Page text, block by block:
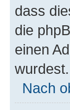
dass
die
einen
wurdest.
Nach